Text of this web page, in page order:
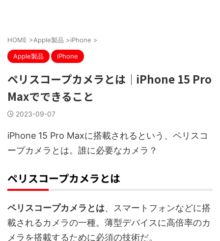
HOME >Apple製品 >iPhone >
Apple製品 iPhone
ペリスコープカメラとは｜iPhone 15 Pro
Maxでできること
2023-09-07
iPhone 15 Pro Maxに搭載されるという、ペリスコ
ープカメラとは。誰に必要なカメラ？
ペリスコープカメラとは
ペリスコープカメラとは、スマートフォンなどに搭
載されるカメラの一種。薄型デバイスに高倍率のカ
メラを搭載するために必須の技術だ。